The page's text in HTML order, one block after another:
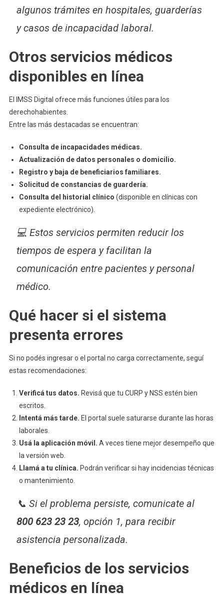
algunos trámites en hospitales, guarderías
y casos de incapacidad laboral.
Otros servicios médicos
disponibles en línea
El IMSS Digital ofrece más funciones útiles para los
derechohabientes.
Entre las más destacadas se encuentran:
Consulta de incapacidades médicas.
Actualización de datos personales o domicilio.
Registro y baja de beneficiarios familiares.
Solicitud de constancias de guardería.
Consulta del historial clínico (disponible en clínicas con
expediente electrónico).
💻 Estos servicios permiten reducir los
tiempos de espera y facilitan la
comunicación entre pacientes y personal
médico.
Qué hacer si el sistema
presenta errores
Si no podés ingresar o el portal no carga correctamente, seguí
estas recomendaciones:
Verificá tus datos. Revisá que tu CURP y NSS estén bien
escritos.
Intentá más tarde. El portal suele saturarse durante las horas
laborales.
Usá la aplicación móvil. A veces tiene mejor desempeño que
la versión web.
Llamá a tu clínica. Podrán verificar si hay incidencias técnicas
o mantenimiento.
📞 Si el problema persiste, comunicate al
800 623 23 23, opción 1, para recibir
asistencia personalizada.
Beneficios de los servicios
médicos en línea